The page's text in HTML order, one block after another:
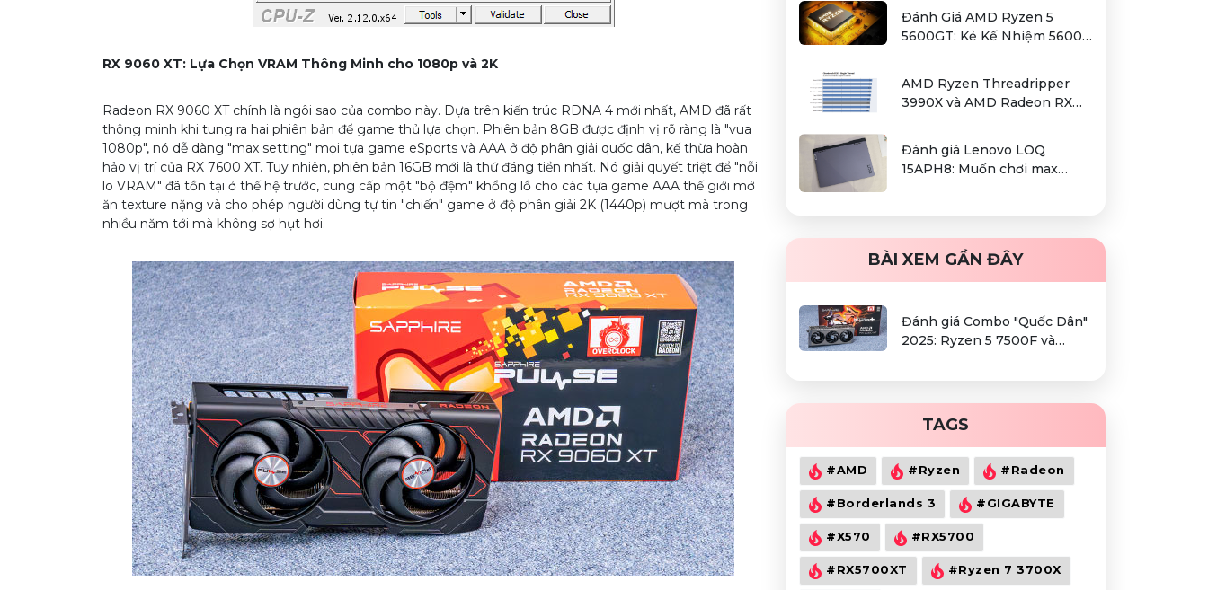
RX 9060 XT: Lựa Chọn VRAM Thông Minh cho 1080p và 2K
Radeon RX 9060 XT chính là ngôi sao của combo này. Dựa trên kiến trúc RDNA 4 mới nhất, AMD đã rất
thông minh khi tung ra hai phiên bản để game thủ lựa chọn. Phiên bản 8GB được định vị rõ ràng là "vua
1080p", nó dễ dàng "max setting" mọi tựa game eSports và AAA ở độ phân giải quốc dân, kế thừa hoàn
hảo vị trí của RX 7600 XT. Tuy nhiên, phiên bản 16GB mới là thứ đáng tiền nhất. Nó giải quyết triệt để "nỗi
lo VRAM" đã tồn tại ở thế hệ trước, cung cấp một "bộ đệm" khổng lồ cho các tựa game AAA thế giới mở
ăn texture nặng và cho phép người dùng tự tin "chiến" game ở độ phân giải 2K (1440p) mượt mà trong
nhiều năm tới mà không sợ hụt hơi.
Đánh Giá AMD Ryzen 5
5600GT: Kẻ Kế Nhiệm 5600G
AMD Ryzen Threadripper
3990X và AMD Radeon RX
cơm cho người dùng làm đồ
hoạ chuyên nghiệp
Đánh giá Lenovo LOQ
15APH8: Muốn chơi max
BÀI XEM GẦN ĐÂY
Đánh giá Combo "Quốc Dân"
2025: Ryzen 5 7500F và
TAGS
#AMD #Ryzen #Radeon
#Borderlands 3 #GIGABYTE
#X570 #RX5700
#RX5700XT #Ryzen 7 3700X